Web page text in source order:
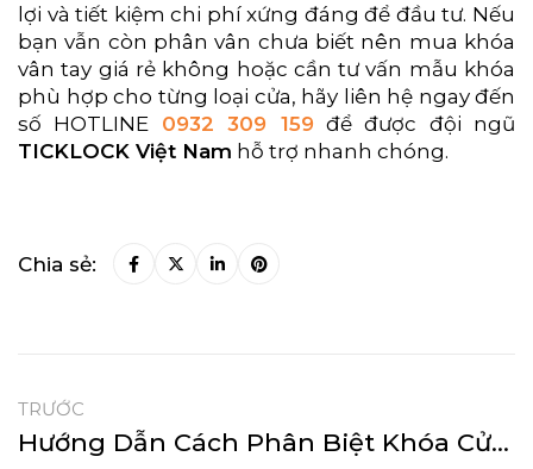
lợi và tiết kiệm chi phí xứng đáng để đầu tư. Nếu
bạn vẫn còn phân vân chưa biết nên mua khóa
vân tay giá rẻ không hoặc cần tư vấn mẫu khóa
phù hợp cho từng loại cửa, hãy liên hệ ngay đến
số HOTLINE 0932 309 159 để được đội ngũ
TICKLOCK Việt Nam hỗ trợ nhanh chóng.
Chia sẻ:
TRƯỚC
Hướng Dẫn Cách Phân Biệt Khóa Cửa Điện Tử Chính Hãng Và Kém Chất Lượng